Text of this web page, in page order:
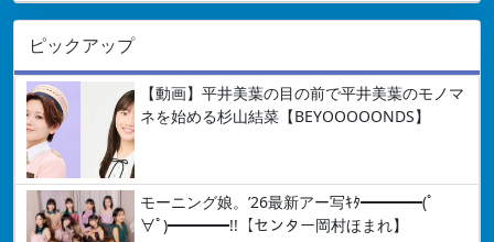
ピックアップ
【動画】平井美葉の目の前で平井美葉のモノマ
ネを始める杉山結菜【BEYOOOOONDS】
モーニング娘。’26最新アー写ｷﾀ━━━━(ﾟ
∀ﾟ)━━━━!!【センター岡村ほまれ】